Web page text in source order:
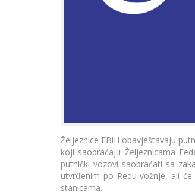
Željeznice FBiH obavještavaju
koji saobraćaju Željeznicama
putnički vozovi saobraćati sa
utvrđenim po Redu vožnje, ali
stanicama.